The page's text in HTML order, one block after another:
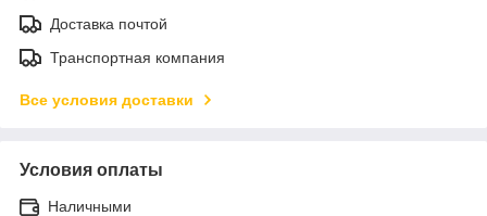
Доставка почтой
Транспортная компания
Все условия доставки
Условия оплаты
Наличными